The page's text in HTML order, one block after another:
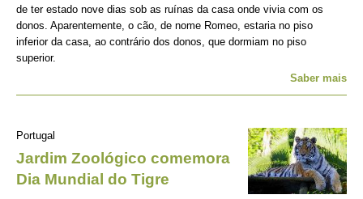
de ter estado nove dias sob as ruínas da casa onde vivia com os
donos. Aparentemente, o cão, de nome Romeo, estaria no piso
inferior da casa, ao contrário dos donos, que dormiam no piso
superior.
Saber mais
Portugal
Jardim Zoológico comemora
Dia Mundial do Tigre